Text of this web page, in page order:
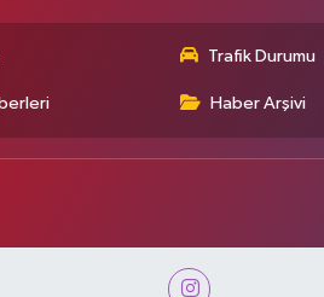
Trafik Durumu
Haber Arşivi